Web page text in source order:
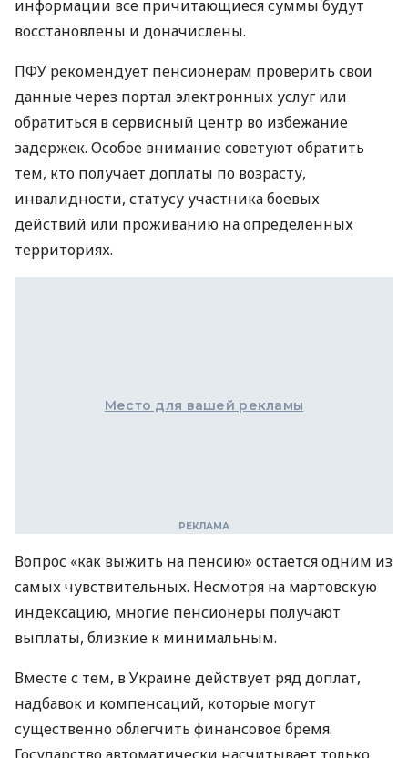
информации все причитающиеся суммы будут
восстановлены и доначислены.
ПФУ рекомендует пенсионерам проверить свои
данные через портал электронных услуг или
обратиться в сервисный центр во избежание
задержек. Особое внимание советуют обратить
тем, кто получает доплаты по возрасту,
инвалидности, статусу участника боевых
действий или проживанию на определенных
территориях.
Место для вашей рекламы
Вопрос «как выжить на пенсию» остается одним из
самых чувствительных. Несмотря на мартовскую
индексацию, многие пенсионеры получают
выплаты, близкие к минимальным.
Вместе с тем, в Украине действует ряд доплат,
надбавок и компенсаций, которые могут
существенно облегчить финансовое бремя.